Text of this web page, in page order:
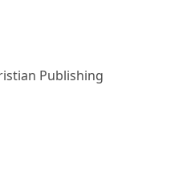
Publishing